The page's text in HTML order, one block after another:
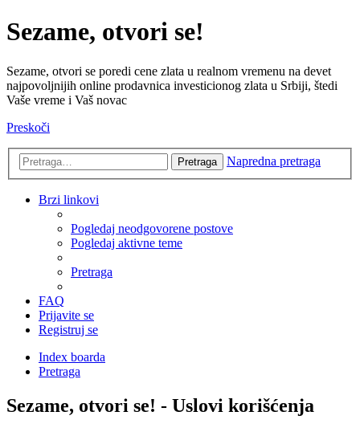
Sezame, otvori se!
Sezame, otvori se poredi cene zlata u realnom vremenu na devet
najpovoljnijih online prodavnica investicionog zlata u Srbiji, štedi
Vaše vreme i Vaš novac
Preskoči
Pretraga Napredna pretraga
Brzi linkovi
Pogledaj neodgovorene postove
Pogledaj aktivne teme
Pretraga
FAQ
Prijavite se
Registruj se
Index boarda
Pretraga
Sezame, otvori se! - Uslovi korišćenja